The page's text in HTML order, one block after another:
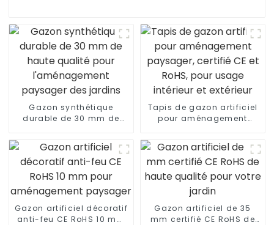
Gazon synthétique
durable de 30 mm de
paysager des jardins
Tapis de gazon artificiel
pour aménagement
intérieur et extérieur
Gazon artificiel décoratif
anti-feu CE RoHS 10 mm
Gazon artificiel de 35
mm certifié CE RoHS de